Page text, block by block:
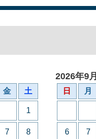
金 土
1
7 8
2026年9月
日 月
6 7